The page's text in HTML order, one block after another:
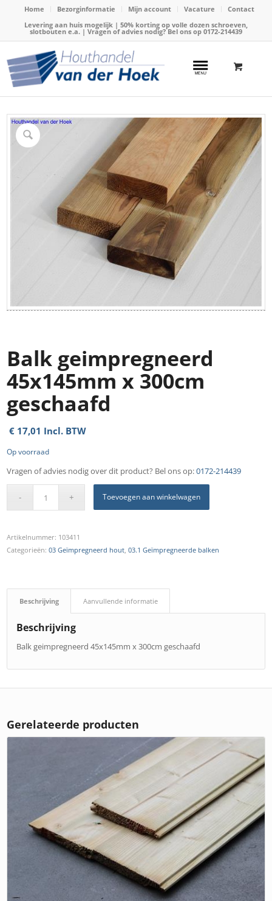
Home Bezorginformatie Mijn account Vacature
Contact
Levering aan huis mogelijk | 50% korting op volle dozen schroeven,
slotbouten e.a. | Vragen of advies nodig? Bel ons op 0172-214439
Home / Webshop / Geïmpregneerd hout / Geïmpregneerde balken
Balk geimpregneerd 45x145mm x 300cm geschaafd
Balk geimpregneerd
45x145mm x 300cm
geschaafd
€ 17,01 Incl. BTW
Op voorraad
Vragen of advies nodig over dit product? Bel ons op:0172-214439
Toevoegen aan winkelwagen
Artikelnummer: 103411
Categorieën:03 Geïmpregneerd hout,03.1 Geïmpregneerde balken
Beschrijving Aanvullende informatie
Beschrijving
Balk geimpregneerd 45x145mm x 300cm geschaafd
Gerelateerde producten